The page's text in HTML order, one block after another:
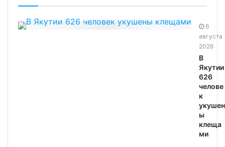
6
августа
2026
В
Якутии
626
челове
к
укушен
ы
клеща
ми